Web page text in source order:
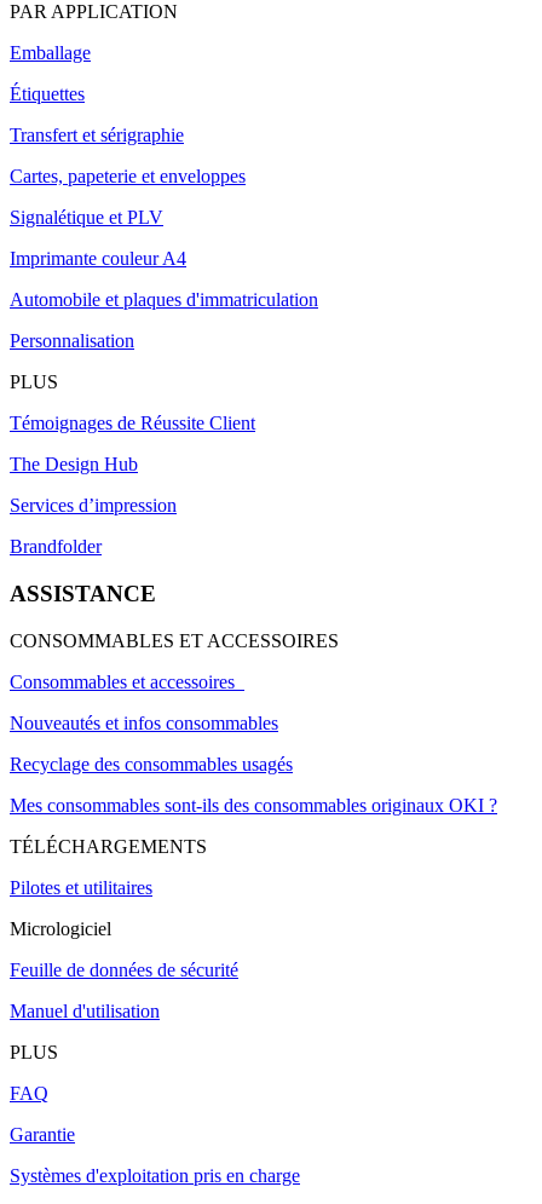
PAR APPLICATION
Emballage
Étiquettes
Transfert et sérigraphie
Cartes, papeterie et enveloppes
Signalétique et PLV
Imprimante couleur A4
Automobile et plaques d'immatriculation
Personnalisation
PLUS
Témoignages de Réussite Client
The Design Hub
Services d’impression
Brandfolder
ASSISTANCE
CONSOMMABLES ET ACCESSOIRES
Consommables et accessoires
Nouveautés et infos consommables
Recyclage des consommables usagés
Mes consommables sont-ils des consommables originaux OKI ?
TÉLÉCHARGEMENTS
Pilotes et utilitaires
Micrologiciel
Feuille de données de sécurité
Manuel d'utilisation
PLUS
FAQ
Garantie
Systèmes d'exploitation pris en charge